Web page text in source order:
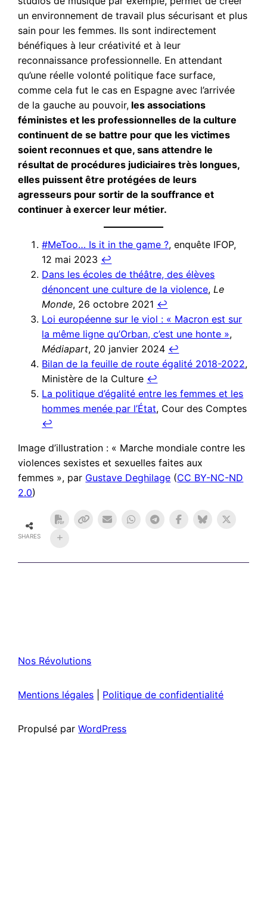
un environnement de travail plus sécurisant et plus
sain pour les femmes. Ils sont indirectement
bénéfiques à leur créativité et à leur
reconnaissance professionnelle. En attendant
qu’une réelle volonté politique face surface,
comme cela fut le cas en Espagne avec l’arrivée
de la gauche au pouvoir, les associations
féministes et les professionnelles de la culture
continuent de se battre pour que les victimes
soient reconnues et que, sans attendre le
résultat de procédures judiciaires très longues,
elles puissent être protégées de leurs
agresseurs pour sortir de la souffrance et
continuer à exercer leur métier.
#MeToo… Is it in the game ?, enquête IFOP,
12 mai 2023 ↩︎
Dans les écoles de théâtre, des élèves
dénoncent une culture de la violence, Le
Monde, 26 octobre 2021 ↩︎
Loi européenne sur le viol : « Macron est sur
la même ligne qu’Orban, c’est une honte »,
Médiapart, 20 janvier 2024 ↩︎
Bilan de la feuille de route égalité 2018-2022,
Ministère de la Culture ↩︎
La politique d’égalité entre les femmes et les
hommes menée par l’État, Cour des Comptes
↩︎
Image d’illustration : « Marche mondiale contre les
violences sexistes et sexuelles faites aux
femmes », par Gustave Deghilage (CC BY-NC-ND
2.0)
SHARES
Nos Révolutions
Mentions légales Politique de confidentialité
Propulsé parWordPress